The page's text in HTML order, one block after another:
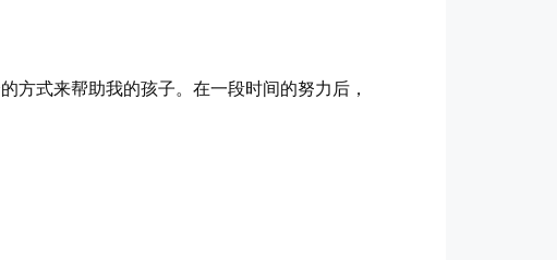
方式来帮助我的孩子。在一段时间的努力后，